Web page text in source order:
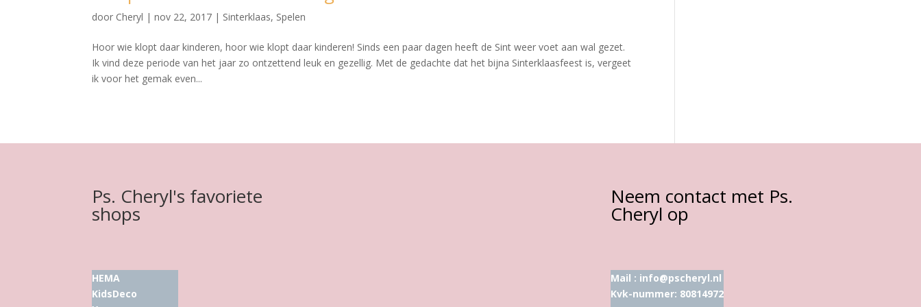
door Cheryl |nov 22, 2017 | Sinterklaas, Spelen
Hoor wie klopt daar kinderen, hoor wie klopt daar kinderen! Sinds een paar dagen heeft de Sint weer voet aan wal gezet.
Ik vind deze periode van het jaar zo ontzettend leuk en gezellig. Met de gedachte dat het bijna Sinterklaasfeest is, vergeet
ik voor het gemak even...
Ps. Cheryl's favoriete
shops
HEMA
KidsDeco
Neem contact met Ps.
Cheryl op
Mail : info@pscheryl.nl
Kvk-nummer: 80814972